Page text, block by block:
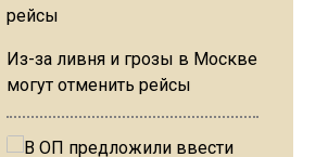
Из-за ливня и грозы в Москве
могут отменить рейсы